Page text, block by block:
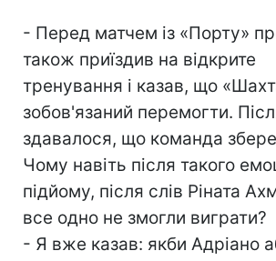
- Перед матчем із «Порту»
також приїздив на відкрите
тренування і казав, що
зобов'язаний перемогти.
здавалося, що команда
Чому навіть після такого
підйому, після слів Ріната
все одно не змогли виграти?
- Я вже казав: якби Адріано